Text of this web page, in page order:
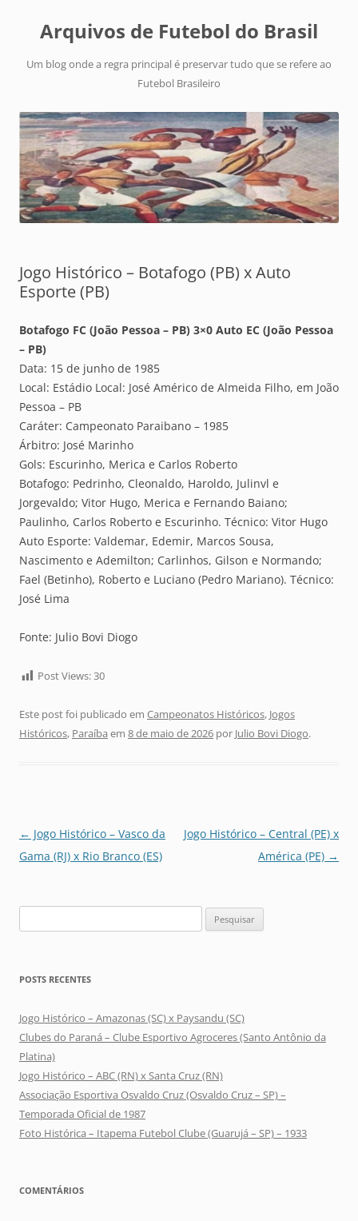
Arquivos de Futebol do Brasil
Um blog onde a regra principal é preservar tudo que se refere ao
Futebol Brasileiro
Jogo Histórico – Botafogo (PB) x Auto
Esporte (PB)
Botafogo FC (João Pessoa – PB) 3×0 Auto EC (João Pessoa
– PB)
Data: 15 de junho de 1985
Local: Estádio Local: José Américo de Almeida Filho, em João
Pessoa – PB
Caráter: Campeonato Paraibano – 1985
Árbitro: José Marinho
Gols: Escurinho, Merica e Carlos Roberto
Botafogo: Pedrinho, Cleonaldo, Haroldo, Julinvl e
Jorgevaldo; Vitor Hugo, Merica e Fernando Baiano;
Paulinho, Carlos Roberto e Escurinho. Técnico: Vitor Hugo
Auto Esporte: Valdemar, Edemir, Marcos Sousa,
Nascimento e Ademilton; Carlinhos, Gilson e Normando;
Fael (Betinho), Roberto e Luciano (Pedro Mariano). Técnico:
José Lima
Fonte: Julio Bovi Diogo
Post Views:30
Este post foi publicado em Campeonatos Históricos, Jogos
Históricos, Paraíba em 8 de maio de 2026 por Julio Bovi Diogo.
Navegação
de
← Jogo Histórico – Vasco da
Gama (RJ) x Rio Branco (ES)
Jogo Histórico – Central (PE) x
América (PE) →
por:
POSTS RECENTES
Jogo Histórico – Amazonas (SC) x Paysandu (SC)
Clubes do Paraná – Clube Esportivo Agroceres (Santo Antônio da
Platina)
Jogo Histórico – ABC (RN) x Santa Cruz (RN)
Associação Esportiva Osvaldo Cruz (Osvaldo Cruz – SP) –
Temporada Oficial de 1987
Foto Histórica – Itapema Futebol Clube (Guarujá – SP) – 1933
COMENTÁRIOS